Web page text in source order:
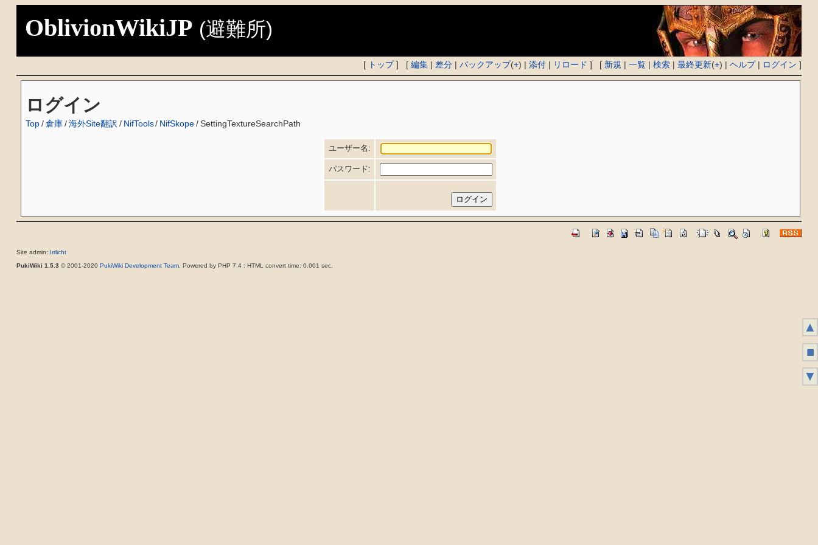
OblivionWikiJP (避難所)
[ トップ] [編集 | 差分 |バックアップ(+) |添付 | リロード ] [ 新規 |一覧 |検索 |最終更新(+) |ヘルプ| ログイン ]
ログイン
Top/倉庫/海外Site翻訳 / NifTools/ NifSkope/SettingTextureSearchPath
ユーザー名:
パスワード:
Site admin: Irrlicht
PukiWiki 1.5.3 © 2001-2020 PukiWiki Development Team. Powered by PHP 7.4 : HTML convert time: 0.001 sec.
▲
■
▼